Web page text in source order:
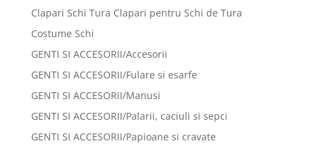
Clapari Schi Tura Clapari pentru Schi de Tura
Costume Schi
GENTI SI ACCESORII/Accesorii
GENTI SI ACCESORII/Fulare si esarfe
GENTI SI ACCESORII/Manusi
GENTI SI ACCESORII/Palarii, caciuli si sepci
GENTI SI ACCESORII/Papioane si cravate